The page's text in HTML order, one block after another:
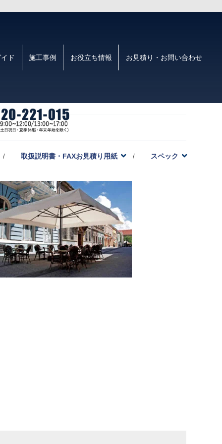
ド 施工事例 お役立ち情報 お見積り・お問い合わせ
取扱説明書・FAXお見積り用紙 スペック